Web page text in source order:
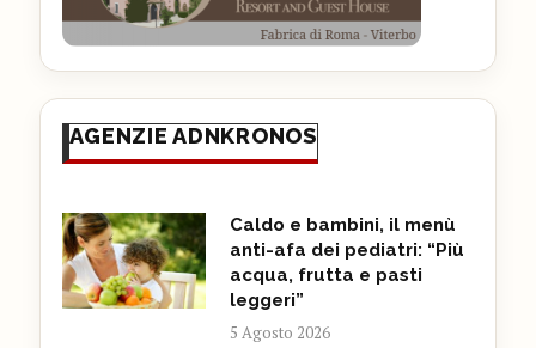
AGENZIE ADNKRONOS
Caldo e bambini, il menù
anti-afa dei pediatri: “Più
acqua, frutta e pasti
leggeri”
5 Agosto 2026